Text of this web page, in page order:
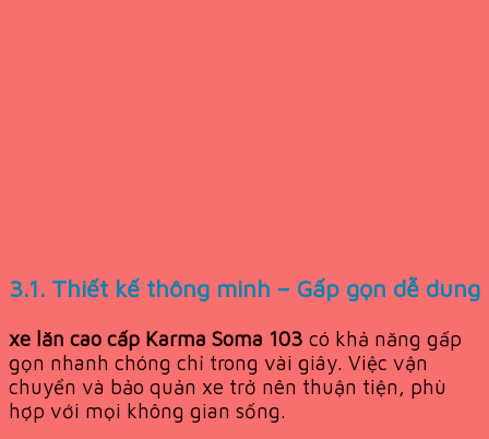
3.1. Thiết kế thông minh – Gấp gọn dễ dung
xe lăn cao cấp Karma Soma 103 có khả năng gấp
gọn nhanh chóng chỉ trong vài giây. Việc vận
chuyển và bảo quản xe trở nên thuận tiện, phù
hợp với mọi không gian sống.